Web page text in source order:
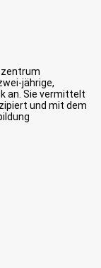
jährige,
an. Sie vermittelt
und mit dem